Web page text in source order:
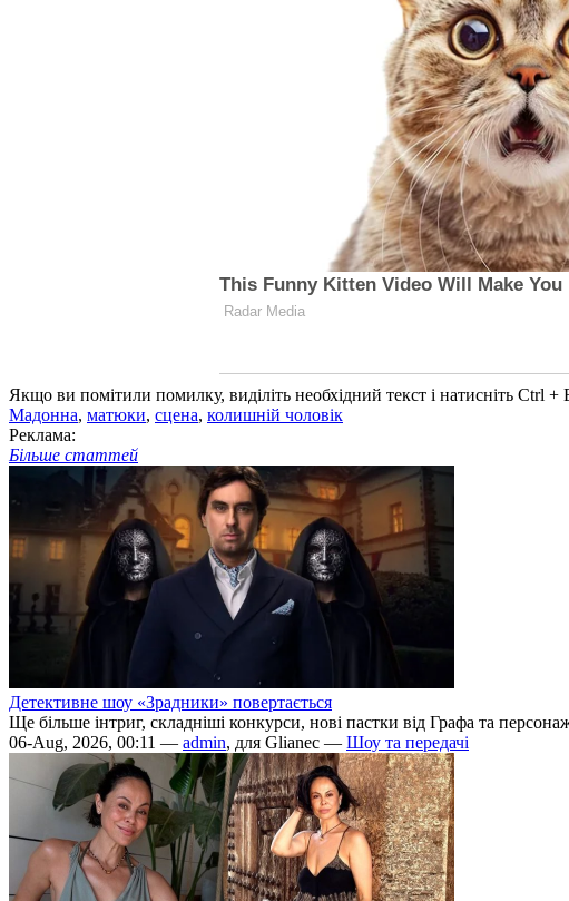
Якщо ви помітили помилку, виділіть необхідний текст і натисніть Ctrl
Мадонна, матюки, сцена, колишній чоловік
Реклама:
Більше статтей
Детективне шоу «Зрадники» повертається
Ще більше інтриг, складніші конкурси, нові пастки від Графа та
06-Aug, 2026, 00:11 — admin, для Glianec — Шоу та передачі